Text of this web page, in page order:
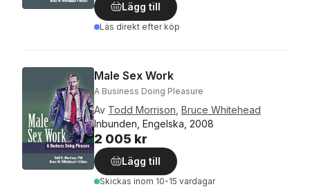
Lägg till
Läs direkt efter köp
Male Sex Work
A Business Doing Pleasure
Av Todd Morrison Bruce Whitehead
Inbunden, Engelska, 2008
2 005 kr
Lägg till
Skickas inom 10-15 vardagar